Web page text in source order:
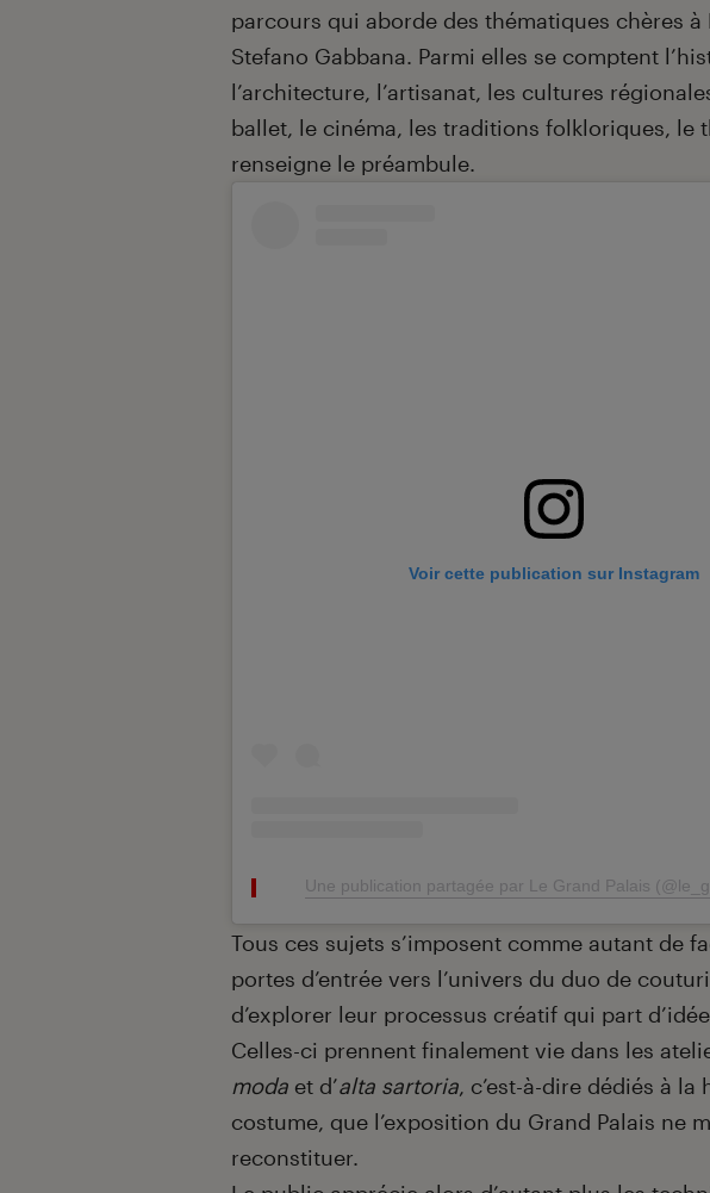
parcours qui aborde des thématiques chères
Stefano Gabbana. Parmi elles se comptent
l’architecture, l’artisanat, les cultures
ballet, le cinéma, les traditions folkloriques, le
renseigne le préambule.
Voir cette publication sur Instagram
Une publication partagée par Le Grand Palais
Tous ces sujets s’imposent comme autant de
portes d’entrée vers l’univers du duo de
d’explorer leur processus créatif qui part
Celles-ci prennent finalement vie dans les
moda et d’alta sartoria, c’est-à-dire dédiés à
costume, que l’exposition du Grand Palais ne
reconstituer.